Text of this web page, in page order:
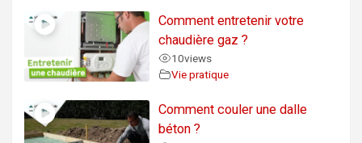
Comment entretenir votre
chaudière gaz ?
10views
Vie pratique
Comment couler une dalle
béton ?